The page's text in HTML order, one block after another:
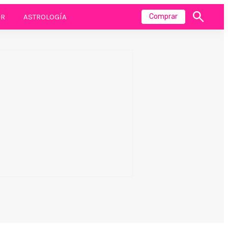
ASTROLOGÍA Comprar
Mostrar